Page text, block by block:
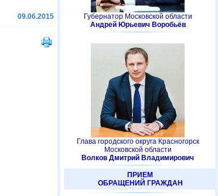
09.06.2015
Губернатор Московской области
Андрей Юрьевич Воробьёв
Глава городского округа Красногорск
Московской области
Волков Дмитрий Владимирович
ПРИЕМ
ОБРАЩЕНИЙ ГРАЖДАН